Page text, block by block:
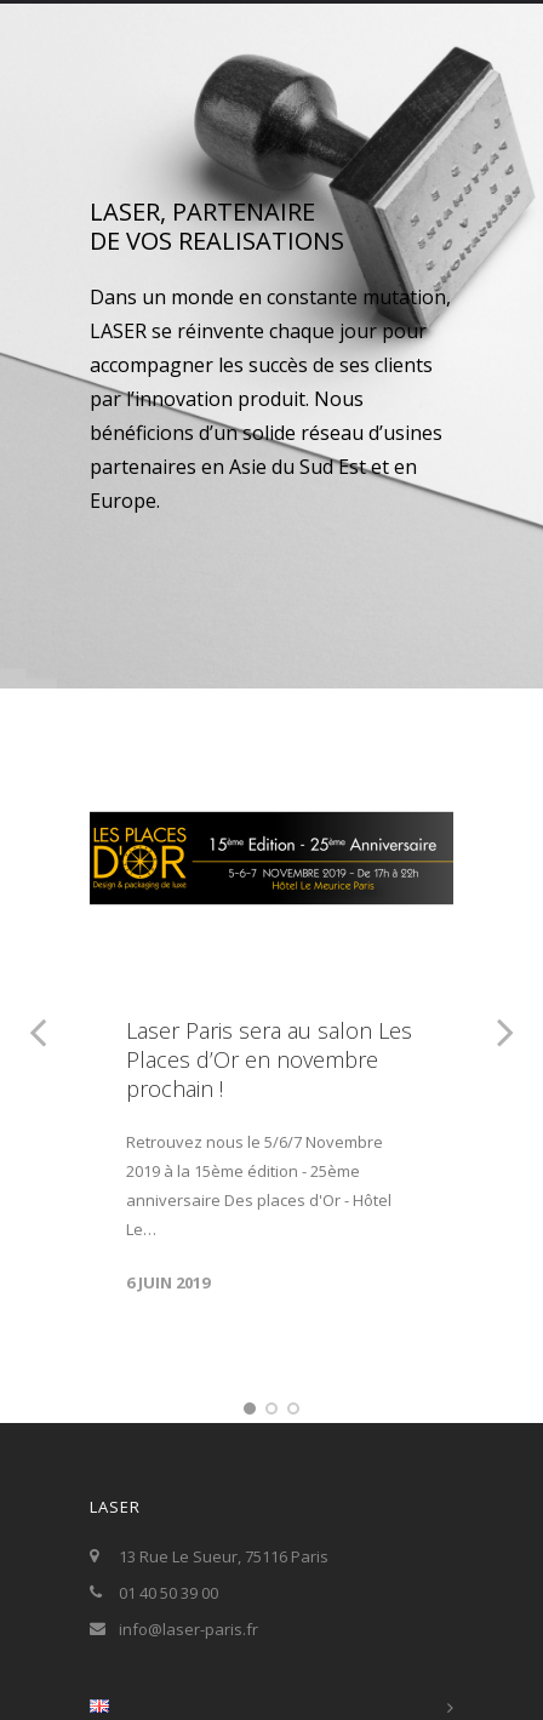
LASER, PARTENAIRE
DE VOS REALISATIONS
Dans un monde en constante mutation,
LASER se réinvente chaque jour pour
accompagner les succès de ses clients
par l’innovation produit. Nous
bénéficions d’un solide réseau d’usines
partenaires en Asie du Sud Est et en
Europe.
Laser Paris sera au salon Les
Places d’Or en novembre
prochain !
Retrouvez nous le 5/6/7 Novembre
2019 à la 15ème édition - 25ème
anniversaire Des places d'Or - Hôtel
Le…
6 JUIN 2019
LASER
13 Rue Le Sueur, 75116 Paris
01 40 50 39 00
info@laser-paris.fr